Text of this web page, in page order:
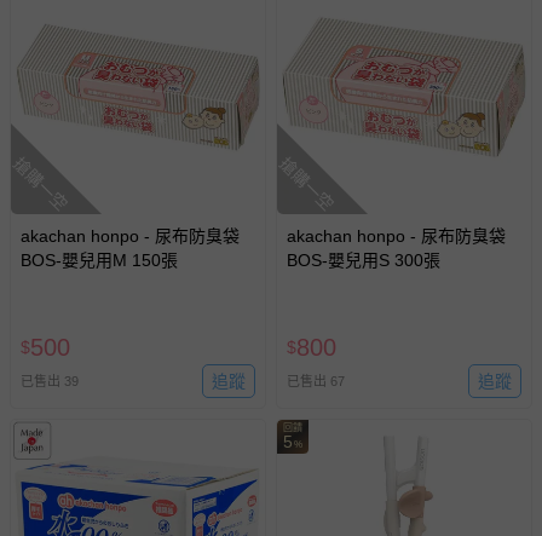
搶購一空
akachan honpo - 尿布防臭袋
BOS-嬰兒用M 150張
$500
已售出 39 追蹤
搶購一空
akachan honpo - 尿布防臭袋
BOS-嬰兒用S 300張
$800
已售出 67 追蹤
回饋
5 %